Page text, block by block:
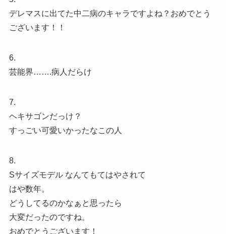
デレマスに出てた中二病のキャラですよね？おめでとう
ございます！！
6.
芸能界…….病人だらけ
7.
ヘキサゴンだっけ？
すっごい可愛いかったなこの人
8.
Sサイズモデル なんてもてはやされて
はや数年。
どうしてるのかなぁと思ったら
大変だったのですね。
おめでとうございます！